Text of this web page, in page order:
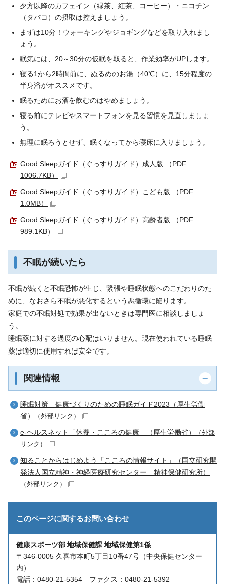
夕方以降のカフェイン（緑茶、紅茶、コーヒー）・ニコチン
（タバコ）の摂取は控えましょう。
まずは10分！ウォーキングやジョギングなどを取り入れまし
ょう。
眠気には、20～30分の仮眠を取ると、作業効率がUPします。
寝る1から2時間前に、ぬるめのお湯（40℃）に、15分程度の
半身浴がオススメです。
眠るためにお酒を飲むのはやめましょう。
寝る前にテレビやスマートフォンを見る習慣を見直しましょ
う。
無理に眠ろうとせず、眠くなってから寝床に入りましょう。
Good Sleepガイド（ぐっすりガイド）成人版 （PDF
1006.7KB）
Good Sleepガイド（ぐっすりガイド）こども版 （PDF
1.0MB）
Good Sleepガイド（ぐっすりガイド）高齢者版 （PDF
989.1KB）
不眠が続いたら
不眠が続くと不眠恐怖が生じ、緊張や睡眠状態へのこだわりのた
めに、なおさら不眠が悪化するという悪循環に陥ります。
家庭での不眠対処で効果が出ないときは専門医に相談しましょ
う。
睡眠薬に対する過度の心配はいりません。現在使われている睡眠
薬は適切に使用すれば安全です。
関連情報
睡眠対策 健康づくりのための睡眠ガイド2023（厚生労働
省）
（外部リンク）
e-ヘルスネット「休養・こころの健康」（厚生労働省）
（外部
リンク）
知ることからはじめよう「こころの情報サイト」（国立研究開
発法人国立精神・神経医療研究センター 精神保健研究所）
（外部リンク）
このページに関するお問い合わせ
健康スポーツ部 地域保健課 地域保健第1係
〒346-0005 久喜市本町5丁目10番47号（中央保健センター
内）
電話：0480-21-5354 ファクス：0480-21-5392